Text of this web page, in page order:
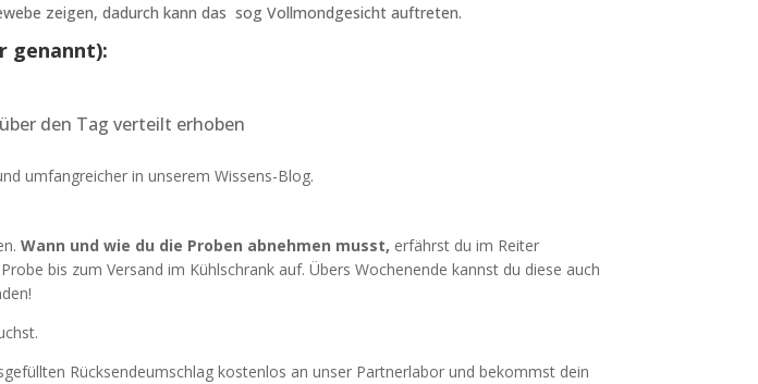
zeigen, dadurch kann das sog Vollmondgesicht auftreten.
genannt):
den Tag verteilt erhoben
umfangreicher in unserem Wissens-Blog.
Wann und wie du die Proben abnehmen musst, erfährst du im Reiter
bis zum Versand im Kühlschrank auf. Übers Wochenende kannst du diese auch
Rücksendeumschlag kostenlos an unser Partnerlabor und bekommst dein